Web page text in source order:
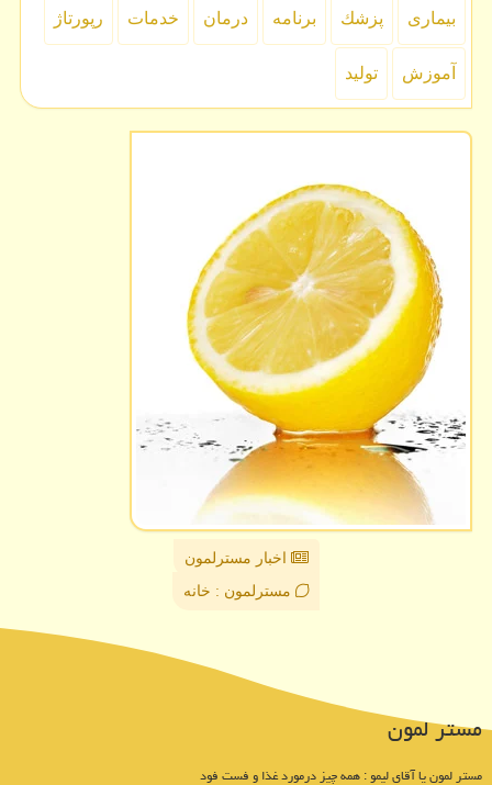
بیماری پزشك برنامه درمان خدمات رپورتاژ
آموزش تولید
اخبار مسترلمون
مسترلمون : خانه
مستر لمون
مستر لمون یا آقای لیمو : همه چیز درمورد غذا و فست فود